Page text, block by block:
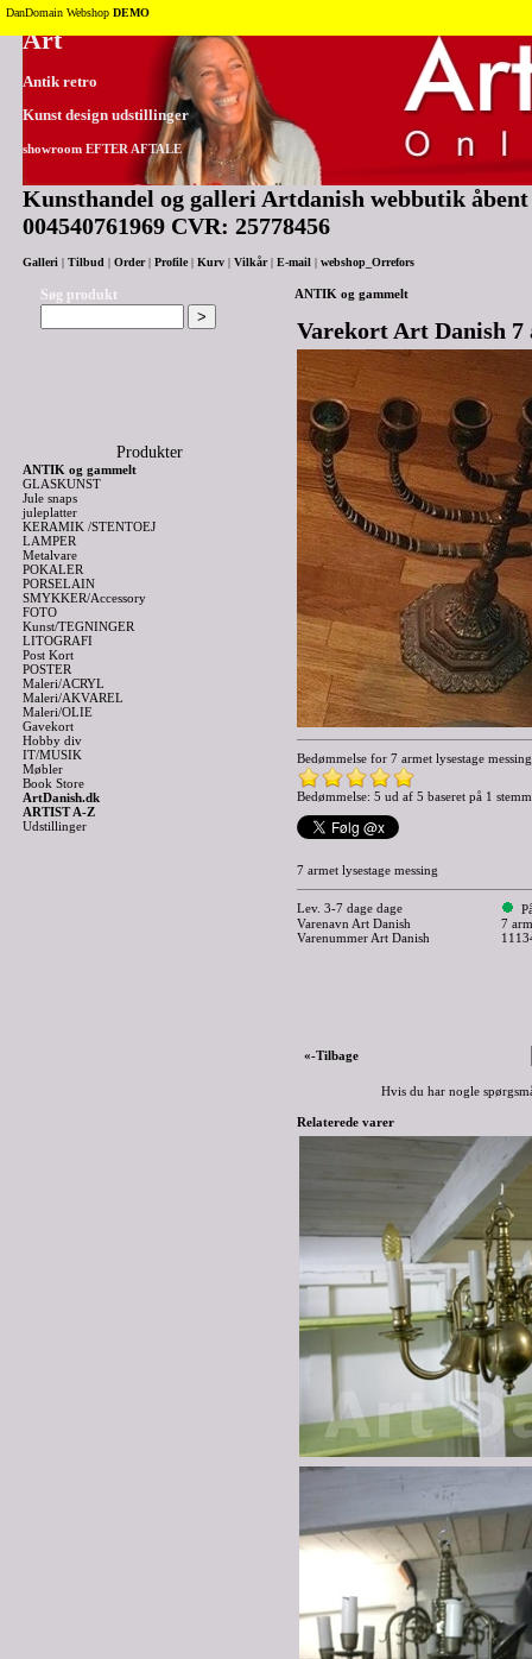
Tilbage til toppen
Art
Antik retro
Kunst design udstillinger
showroom EFTER AFTALE
Kunsthandel og galleri Artdanish webbutik
004540761969 CVR: 25778456
Galleri Tilbud Order| Profile| Kurv Vilkår| E-mail webshop_Orrefors
Søg produkt
Produkter
ANTIK og gammelt
GLASKUNST
Jule snaps
juleplatter
KERAMIK /STENTOEJ
LAMPER
Metalvare
POKALER
PORSELAIN
SMYKKER/Accessory
FOTO
Kunst/TEGNINGER
LITOGRAFI
Post Kort
POSTER
Maleri/ACRYL
Maleri/AKVAREL
Maleri/OLIE
Gavekort
Hobby div
IT/MUSIK
Møbler
Book Store
ArtDanish.dk
ARTIST A-Z
Udstillinger
ANTIK og gammelt
Varekort Art Danish 7
Bedømmelse for 7 armet lysestage messing
Bedømmelse: 5 ud af 5 baseret på 1
7 armet lysestage messing
Lev. 3-7 dage dage
Varenavn Art Danish
7
Varenummer Art Danish
«-Tilbage
Hvis du har nogle
Relaterede varer
DanDomain Webshop DEMO